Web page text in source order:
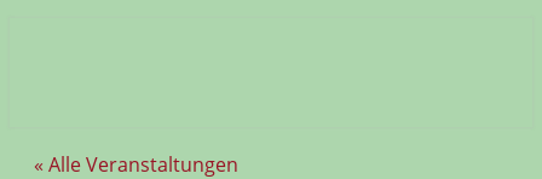
« Alle Veranstaltungen